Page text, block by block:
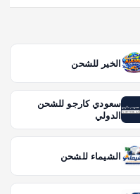
الخير للشحن
سعودي كارجو للشحن
الدولي
الشيماء للشحن